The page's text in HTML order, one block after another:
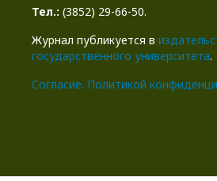
Тел.: (3852) 29-66-50.
Журнал публикуется в
государственного университета.
Cогласие. Политикой